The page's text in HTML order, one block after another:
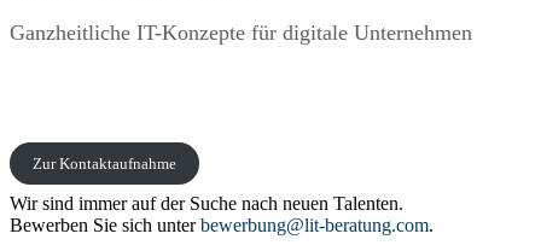
Ganzheitliche IT-Konzepte für digitale Unternehmen
Zur Kontaktaufnahme
Wir sind immer auf der Suche nach neuen Talenten.
Bewerben Sie sich unterbewerbung@lit-beratung.com.